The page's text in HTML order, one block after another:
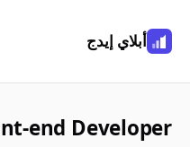
أبلاي إيدج
end Developer